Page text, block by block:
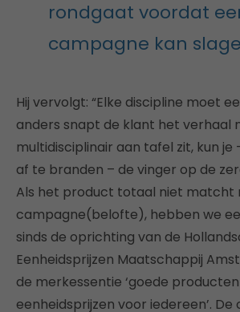
rondgaat voordat
campagne kan
Hij vervolgt: “Elke discipline moet
anders snapt de klant het verhaal
multidisciplinair aan tafel zit, kun je
af te branden – de vinger op de
Als het product totaal niet matcht
campagne(belofte), hebben we
sinds de oprichting van de
Eenheidsprijzen Maatschappij
de merkessentie ‘goede
eenheidsprijzen voor iedereen’.